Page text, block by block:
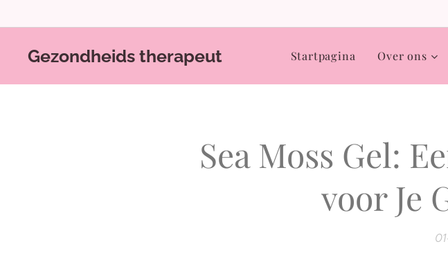
Gezondheids therapeut Startpagina Over ons
Sea Moss Gel:
voor Je